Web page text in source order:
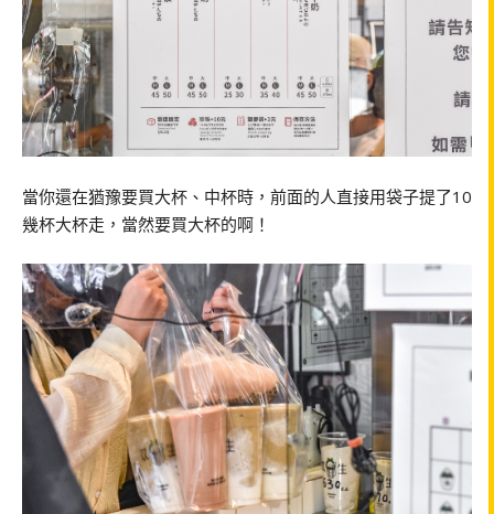
當你還在猶豫要買大杯、中杯時，前面的人直接用袋子提了10
幾杯大杯走，當然要買大杯的啊！